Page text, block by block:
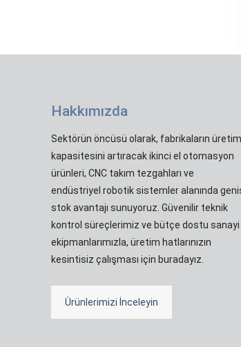
Hakkımızda
Sektörün öncüsü olarak, fabrikaların üretim
kapasitesini artıracak ikinci el otomasyon
ürünleri, CNC takım tezgahları ve
endüstriyel robotik sistemler alanında
stok avantajı sunuyoruz. Güvenilir teknik
kontrol süreçlerimiz ve bütçe dostu sanayi
ekipmanlarımızla, üretim hatlarınızın
kesintisiz çalışması için buradayız.
Ürünlerimizi İnceleyin